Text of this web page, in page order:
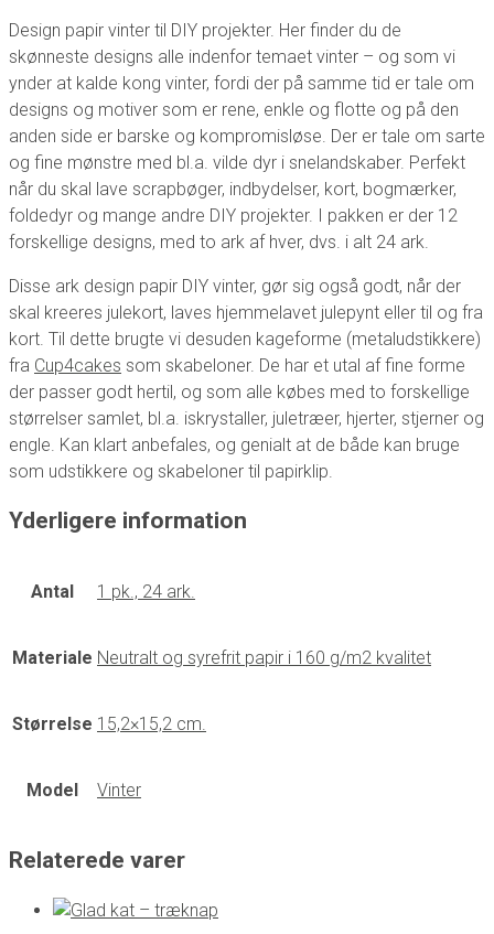
Design papir vinter til DIY projekter. Her finder du de
skønneste designs alle indenfor temaet vinter – og som vi
ynder at kalde kong vinter, fordi der på samme tid er tale om
designs og motiver som er rene, enkle og flotte og på den
anden side er barske og kompromisløse. Der er tale om sarte
og fine mønstre med bl.a. vilde dyr i snelandskaber. Perfekt
når du skal lave scrapbøger, indbydelser, kort, bogmærker,
foldedyr og mange andre DIY projekter. I pakken er der 12
forskellige designs, med to ark af hver, dvs. i alt 24 ark.
Disse ark design papir DIY vinter, gør sig også godt, når der
skal kreeres julekort, laves hjemmelavet julepynt eller til og fra
kort. Til dette brugte vi desuden kageforme (metaludstikkere)
fra Cup4cakes som skabeloner. De har et utal af fine forme
der passer godt hertil, og som alle købes med to forskellige
størrelser samlet, bl.a. iskrystaller, juletræer, hjerter, stjerner og
engle. Kan klart anbefales, og genialt at de både kan bruge
som udstikkere og skabeloner til papirklip.
Yderligere information
Antal 1 pk., 24 ark.
Materiale Neutralt og syrefrit papir i 160 g/m2 kvalitet
Størrelse 15,2×15,2 cm.
Model Vinter
Relaterede varer